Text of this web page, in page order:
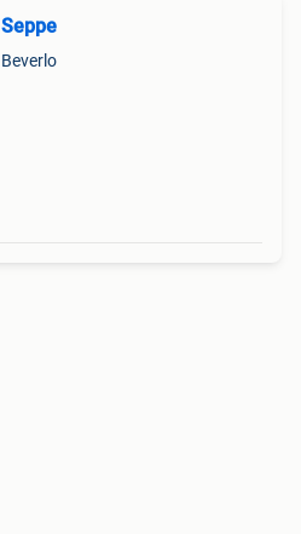
Seppe
Beverlo